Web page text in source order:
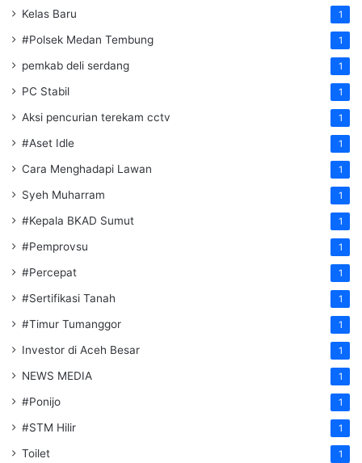
Kelas Baru 1
#Polsek Medan Tembung 1
pemkab deli serdang 1
PC Stabil 1
Aksi pencurian terekam cctv 1
#Aset Idle 1
Cara Menghadapi Lawan 1
Syeh Muharram 1
#Kepala BKAD Sumut 1
#Pemprovsu 1
#Percepat 1
#Sertifikasi Tanah 1
#Timur Tumanggor 1
Investor di Aceh Besar 1
NEWS MEDIA 1
#Ponijo 1
#STM Hilir 1
Toilet 1